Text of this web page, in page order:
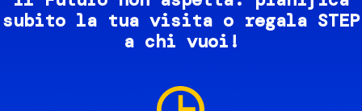
subito la tua visita o regala STEP
a chi vuoi!